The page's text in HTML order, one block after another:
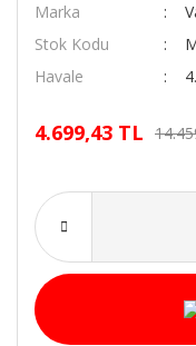
Marka
Stok Kodu
Havale
4.699,43 TL